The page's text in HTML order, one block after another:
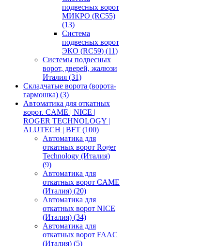
подвесных ворот
МИКРО (RC55)
(13)
Система
подвесных ворот
ЭКО (RC59) (11)
Системы подвесных
ворот, дверей, жалюзи
Италия (31)
Складчатые ворота (ворота-
гармошка) (3)
Автоматика для откатных
ворот. CAME | NICE |
ROGER TECHNOLOGY |
ALUTECH | BFT (100)
Автоматика для
откатных ворот Roger
Technology (Италия)
(9)
Автоматика для
откатных ворот CAME
(Италия) (20)
Автоматика для
откатных ворот NICE
(Италия) (34)
Автоматика для
откатных ворот FAAC
(Италия) (5)